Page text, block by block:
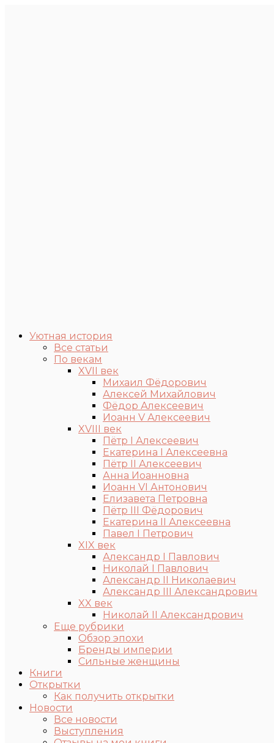
Уютная история
Все статьи
По векам
XVII век
Михаил Фёдорович
Алексей Михайлович
Фёдор Алексеевич
Иоанн V Алексеевич
XVIII век
Пётр I Алексеевич
Екатерина I Алексеевна
Пётр II Алексеевич
Анна Иоанновна
Иоанн VI Антонович
Елизавета Петровна
Пётр III Фёдорович
Екатерина II Алексеевна
Павел I Петрович
XIX век
Александр I Павлович
Николай I Павлович
Александр II Николаевич
Александр III Александрович
XX век
Николай II Александрович
Еще рубрики
Обзор эпохи
Бренды империи
Сильные женщины
Книги
Открытки
Как получить открытки
Новости
Все новости
Выступления